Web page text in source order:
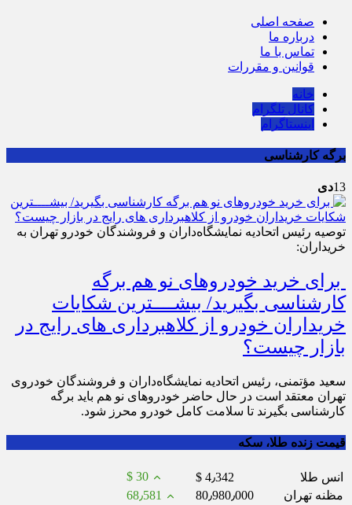
صفحه اصلی
درباره ما
تماس با ما
قوانین و مقررات
خانه
کانال تلگرام
اینستاگرام
برگه کارشناسی
13دی
توصیه‌ رئیس اتحادیه نمایشگاه‌داران و فروشندگان خودرو تهران به
خریداران:
برای خرید خودروهای نو هم برگه
کارشناسی بگیرید/ بیشــــترین شکایات
خریداران خودرو از کلاهبرداری‌ های رایج در
بازار چیست؟
سعید مؤتمنی، رئیس اتحادیه نمایشگاه‌داران و فروشندگان خودروی
تهران معتقد است در حال حاضر خودروهای نو هم باید برگه
کارشناسی بگیرند تا سلامت کامل خودرو محرز شود.
قیمت زنده طلا، سکه
انس طلا $ 4٫342
$ 30
مظنه تهران
80٫980٫000
68٫581